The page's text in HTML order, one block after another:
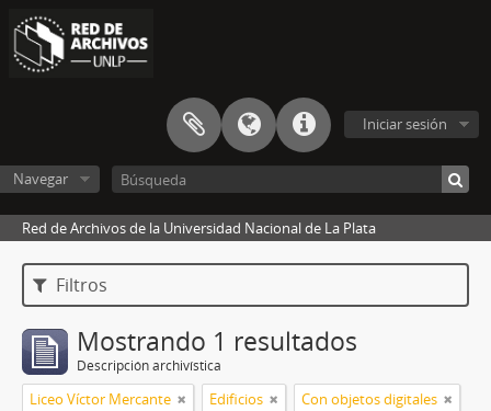
Iniciar sesión
Navegar
Red de Archivos de la Universidad Nacional de La Plata
Filtros
Mostrando 1 resultados
Descripción archivística
Liceo Víctor Mercante Edificios Con objetos digitales